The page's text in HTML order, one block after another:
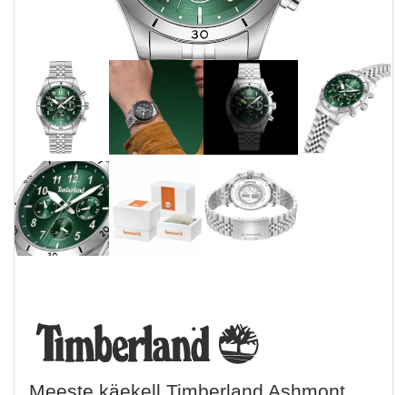
Meeste käekell Timberland Ashmont